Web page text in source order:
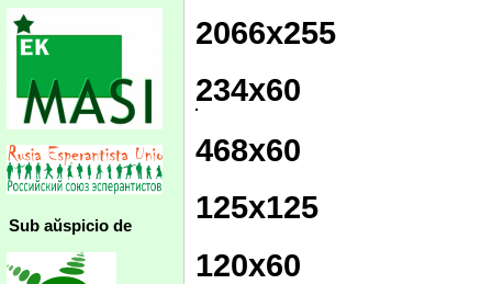
Sub aŭspicio de
2066x255
234x60
468x60
125x125
120x60